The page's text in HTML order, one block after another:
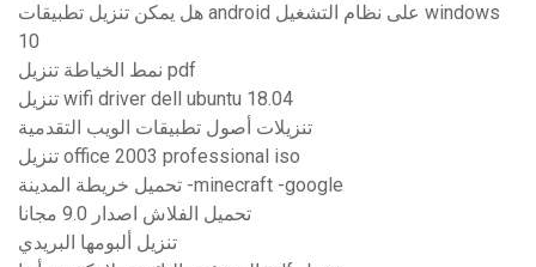
هل يمكن تنزيل تطبيقات android على نظام التشغيل windows
10
نمط الخياطة تنزيل pdf
تنزيل wifi driver dell ubuntu 18.04
تنزيلات أصول تطبيقات الويب التقدمية
تنزيل office 2003 professional iso
تحميل خريطة المدينة -minecraft -google
تحميل الفلاش اصدار 9.0 مجانا
تنزيل ألبومها البريدي